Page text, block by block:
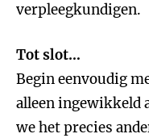
verpleegkundigen.
Tot slot…
Begin eenvoudig
alleen ingewikkeld
we het precies